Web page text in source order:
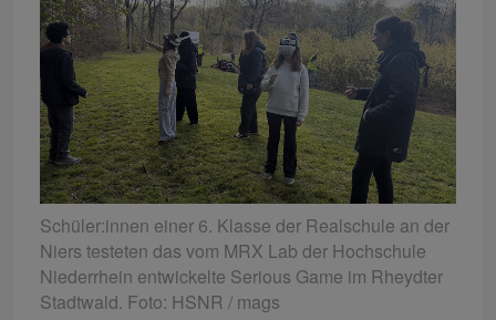
Schüler:innen einer 6. Klasse der Realschule an der
Niers testeten das vom MRX Lab der Hochschule
Niederrhein entwickelte Serious Game im Rheydter
Stadtwald. Foto: HSNR / mags